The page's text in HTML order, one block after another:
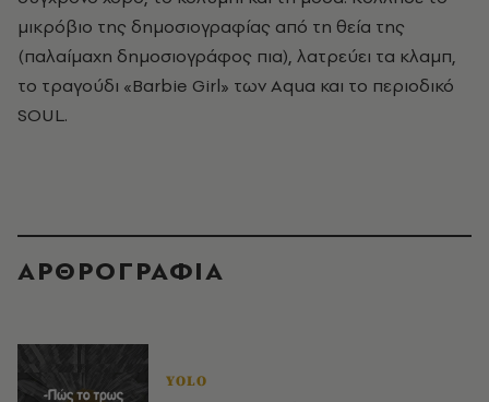
μικρόβιο της δημοσιογραφίας από τη θεία της
(παλαίμαχη δημοσιογράφος πια), λατρεύει τα κλαμπ,
το τραγούδι «Barbie Girl» των Aqua και το περιοδικό
SOUL.
ΑΡΘΡΟΓΡΑΦΙΑ
YOLO